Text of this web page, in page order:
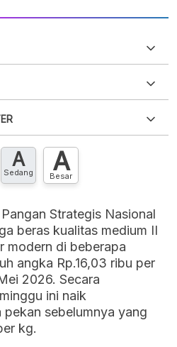
sekarang
»
A
Sedang A
Besar
Strategis Nasional
beras kualitas medium II
modern di beberapa
angka Rp.16,03 ribu per
2026. Secara
ini naik
sebelumnya yang
kg.